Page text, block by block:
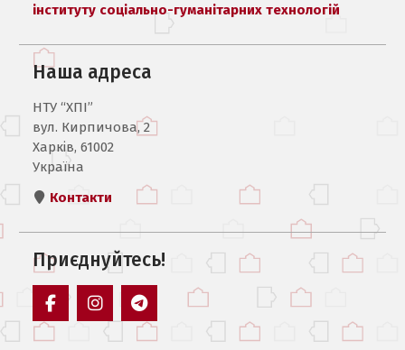
інституту соціально-гуманітарних технологій
Наша адреса
НТУ “ХПІ”
вул. Кирпичова, 2
Харків, 61002
Україна
Контакти
Приєднуйтесь!
Пункт
Пункт
Пункт